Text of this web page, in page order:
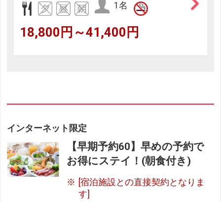
1名
18,800円～41,400円
インターネット限定
【早期予約60】早めの予約で
お得にステイ！(朝食付き)
[宿泊施設との直接契約となりま
す]